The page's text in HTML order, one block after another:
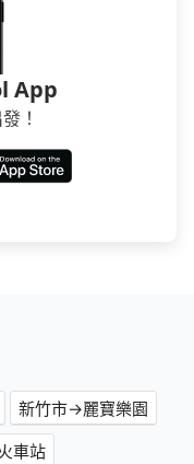
App
！
新竹市→麗寶樂園
車站